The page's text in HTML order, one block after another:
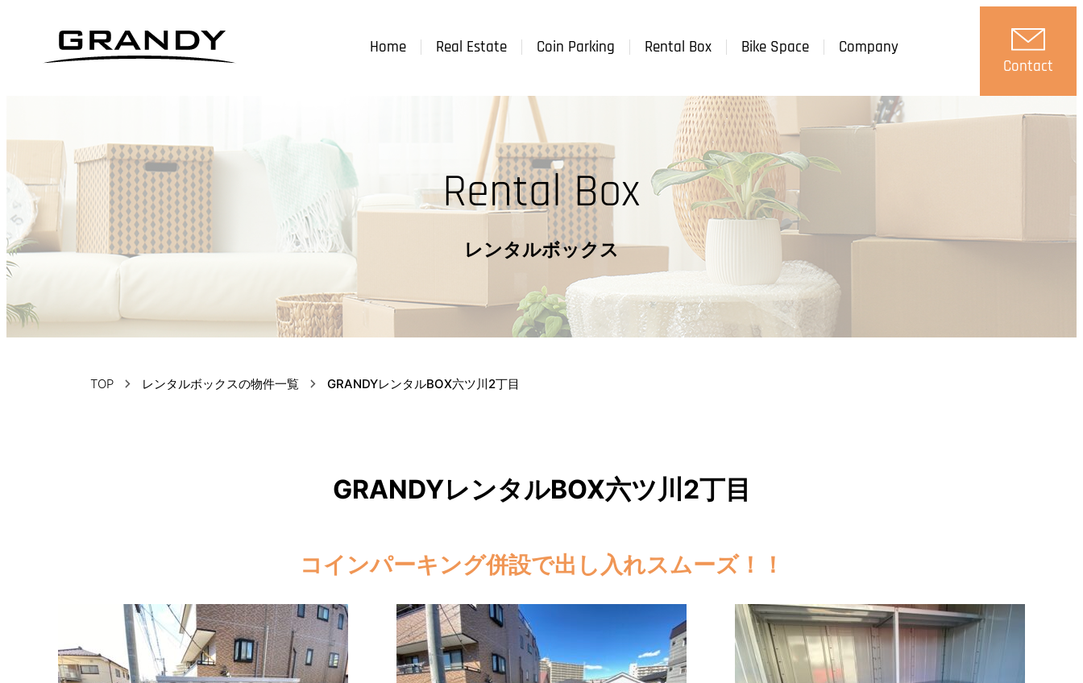
Home Real Estate Coin Parking Rental Box Bike Space
Company
Contact
Rental Box
レンタルボックス
TOP レンタルボックスの物件一覧 GRANDYレンタルBOX六ツ川2丁目
GRANDYレンタルBOX六ツ川2丁目
コインパーキング併設で出し入れスムーズ！！